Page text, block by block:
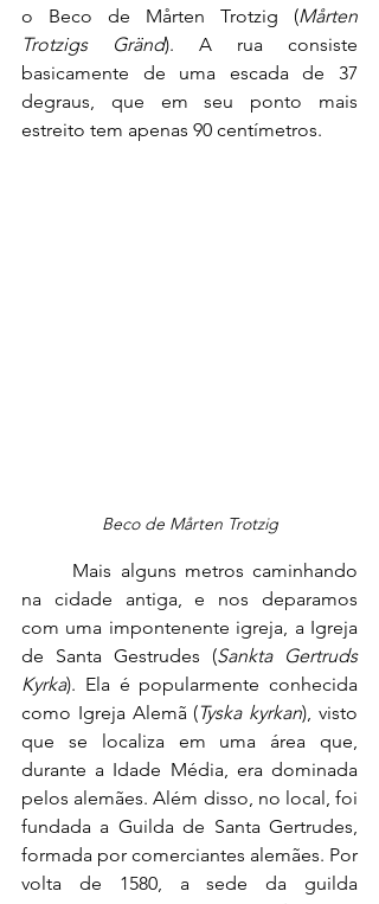
o Beco de Mårten Trotzig (Mårten
Trotzigs Gränd). A rua consiste
basicamente de uma escada de 37
degraus, que em seu ponto mais
estreito tem apenas 90 centímetros.
Beco de Mårten Trotzig
na cidade antiga, e nos deparamos
com uma impontenente igreja, a Igreja
de Santa Gestrudes (Sankta Gertruds
Kyrka). Ela é popularmente conhecida
como Igreja Alemã (Tyska kyrkan), visto
que se localiza em uma área que,
durante a Idade Média, era dominada
pelos alemães. Além disso, no local, foi
fundada a Guilda de Santa Gertrudes,
formada por comerciantes alemães. Por
volta de 1580, a sede da guilda